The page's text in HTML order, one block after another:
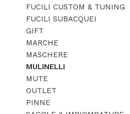
FUCILI CUSTOM & TUNING
FUCILI SUBACQUEI
GIFT
MARCHE
MASCHERE
MULINELLI
MUTE
OUTLET
PINNE